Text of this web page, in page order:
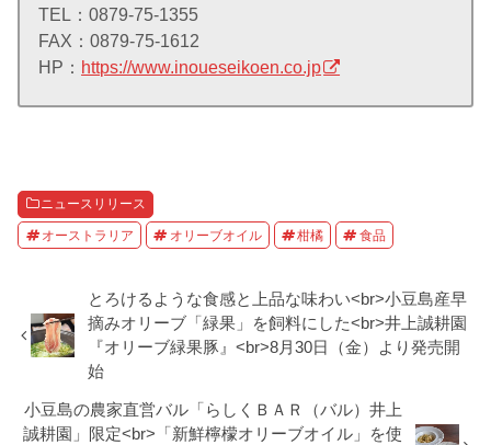
TEL：0879-75-1355
FAX：0879-75-1612
HP： https://www.inoueseikoen.co.jp
ニュースリリース
オーストラリア オリーブオイル 柑橘 食品
とろけるような食感と上品な味わい<br>小豆島産早
摘みオリーブ「緑果」を飼料にした<br>井上誠耕園
『オリーブ緑果豚』<br>8月30日（金）より発売開
始
小豆島の農家直営バル「らしくＢＡＲ（バル）井上
誠耕園」限定<br>「新鮮檸檬オリーブオイル」を使